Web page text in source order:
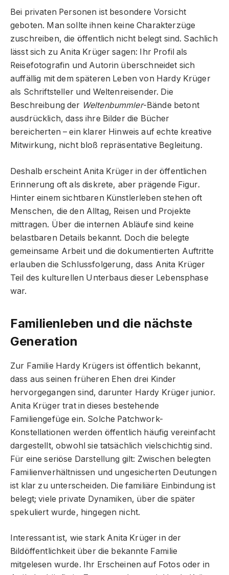
Bei privaten Personen ist besondere Vorsicht
geboten. Man sollte ihnen keine Charakterzüge
zuschreiben, die öffentlich nicht belegt sind. Sachlich
lässt sich zu Anita Krüger sagen: Ihr Profil als
Reisefotografin und Autorin überschneidet sich
auffällig mit dem späteren Leben von Hardy Krüger
als Schriftsteller und Weltenreisender. Die
Beschreibung der Weltenbummler-Bände betont
ausdrücklich, dass ihre Bilder die Bücher
bereicherten – ein klarer Hinweis auf echte kreative
Mitwirkung, nicht bloß repräsentative Begleitung.
Deshalb erscheint Anita Krüger in der öffentlichen
Erinnerung oft als diskrete, aber prägende Figur.
Hinter einem sichtbaren Künstlerleben stehen oft
Menschen, die den Alltag, Reisen und Projekte
mittragen. Über die internen Abläufe sind keine
belastbaren Details bekannt. Doch die belegte
gemeinsame Arbeit und die dokumentierten Auftritte
erlauben die Schlussfolgerung, dass Anita Krüger
Teil des kulturellen Unterbaus dieser Lebensphase
war.
Familienleben und die nächste
Generation
Zur Familie Hardy Krügers ist öffentlich bekannt,
dass aus seinen früheren Ehen drei Kinder
hervorgegangen sind, darunter Hardy Krüger junior.
Anita Krüger trat in dieses bestehende
Familiengefüge ein. Solche Patchwork-
Konstellationen werden öffentlich häufig vereinfacht
dargestellt, obwohl sie tatsächlich vielschichtig sind.
Für eine seriöse Darstellung gilt: Zwischen belegten
Familienverhältnissen und ungesicherten Deutungen
ist klar zu unterscheiden. Die familiäre Einbindung ist
belegt; viele private Dynamiken, über die später
spekuliert wurde, hingegen nicht.
Interessant ist, wie stark Anita Krüger in der
Bildöffentlichkeit über die bekannte Familie
mitgelesen wurde. Ihr Erscheinen auf Fotos oder in